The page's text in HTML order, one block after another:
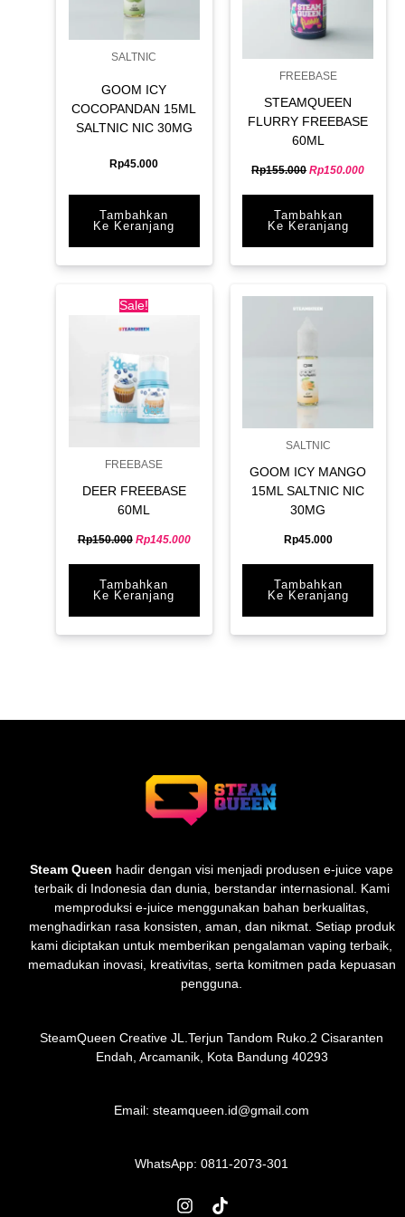
SALTNIC
GOOM ICY
COCOPANDAN 15ML
SALTNIC NIC 30MG
Rp45.000
Tambahkan
Ke Keranjang
FREEBASE
STEAMQUEEN
FLURRY FREEBASE
60ML
Rp155.000 Rp150.000
Tambahkan
Ke Keranjang
Sale!
FREEBASE
DEER FREEBASE
60ML
Rp150.000
price
Rp150.000.
Rp145.000
Tambahkan
Ke Keranjang
SALTNIC
GOOM ICY MANGO
15ML SALTNIC NIC
30MG
Rp45.000
Tambahkan
Ke Keranjang
Steam Queen hadir dengan visi menjadi produsen e-juice vape
terbaik di Indonesia dan dunia, berstandar internasional. Kami
memproduksi e-juice menggunakan bahan berkualitas,
menghadirkan rasa konsisten, aman, dan nikmat. Setiap produk
kami diciptakan untuk memberikan pengalaman vaping terbaik,
memadukan inovasi, kreativitas, serta komitmen pada kepuasan
pengguna.
SteamQueen Creative JL.Terjun Tandom Ruko.2 Cisaranten
Endah, Arcamanik, Kota Bandung 40293
Email: steamqueen.id@gmail.com
WhatsApp: 0811-2073-301